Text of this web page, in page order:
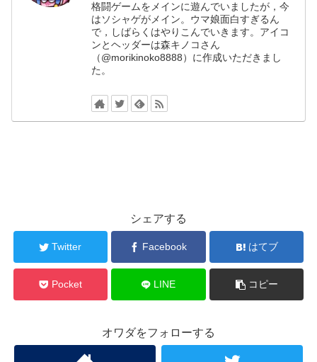
格闘ゲームをメインに遊んでいましたが，今
はソシャゲがメイン。ウマ娘面白すぎるん
で，しばらくはやりこんでいきます。アイコ
ンとヘッダーは森キノコさん
（@morikinoko8888）に作成いただきまし
た。
シェアする
Twitter Facebook はてブ
Pocket LINE コピー
オワダをフォローする